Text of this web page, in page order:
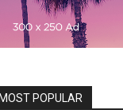
POPULAR